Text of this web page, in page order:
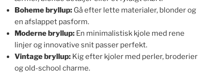
Boheme bryllup: Gå efter lette materialer, blonder og
en afslappet pasform.
Moderne bryllup: En minimalistisk kjole med rene
linjer og innovative snit passer perfekt.
Vintage bryllup: Kig efter kjoler med perler, broderier
og old-school charme.